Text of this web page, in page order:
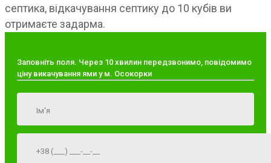
септика, відкачування септику до 10 кубів ви
отримаєте задарма.
Заповніть поля. Через 10 хвилин передзвонимо, повідомимо
ціну викачування ями у м. Осокорки